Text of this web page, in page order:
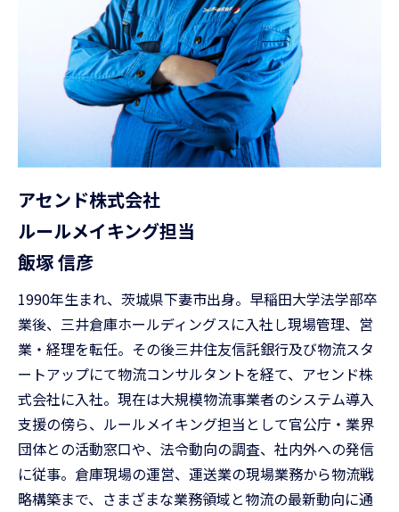
アセンド株式会社
ルールメイキング担当
飯塚 信彦
1990年生まれ、茨城県下妻市出身。早稲田大学法学部卒
業後、三井倉庫ホールディングスに入社し現場管理、営
業・経理を転任。その後三井住友信託銀行及び物流スタ
ートアップにて物流コンサルタントを経て、アセンド株
式会社に入社。現在は大規模物流事業者のシステム導入
支援の傍ら、ルールメイキング担当として官公庁・業界
団体との活動窓口や、法令動向の調査、社内外への発信
に従事。倉庫現場の運営、運送業の現場業務から物流戦
略構築まで、さまざまな業務領域と物流の最新動向に通